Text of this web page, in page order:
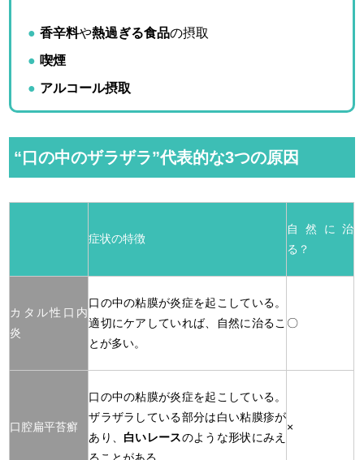
香辛料や熱過ぎる食品の摂取
喫煙
アルコール摂取
“口の中のザラザラ”代表的な3つの原因
症状の特徴
自然に治
る？
カタル性口内
炎
口の中の粘膜が炎症を起こしている。
適切にケアしていれば、自然に治るこ
とが多い。
〇
口腔扁平苔癬
口の中の粘膜が炎症を起こしている。
ザラザラしている部分は白い粘膜疹が
あり、 白いレースのような形状にみえ
×